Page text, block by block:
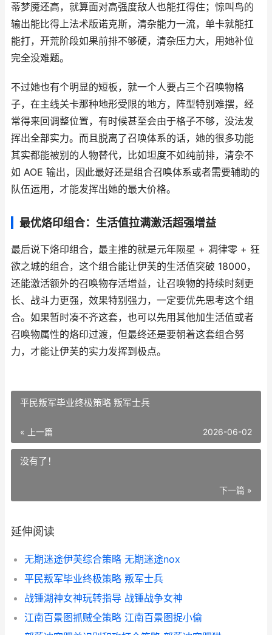
蒂梦魇还高，就算面对高强度敌人也能扛得住；惊叫鸟的
输出能比得上法术版诺克斯，清杂能力一流，单卡就能扛
能打，开荒阶段如果前排不够硬，清杂压力大，用她补位
完全没难题。
不过她也有个明显的短板，就一个人要占三个召唤物格
子，在主线关卡那种地形受限的地方，阵型特别难摆，经
常得来回调整位置，有时候甚至会由于格子不够，没法发
挥出全部实力。而且脱离了召唤体系的话，她的很多功能
其实都能被别的人物替代，比如坦度不如纯前排，清杂不
如 AOE 输出，因此最好还是组合召唤体系或者需要辅助的
队伍运用，才能发挥出她的最大价格。
最优烙印组合：生活值拉满激活超强增益
最后说下烙印组合，最主推的就是元年陨星 + 凋律零 + 狂
欲之城的组合，这个组合能让伊芙的生活值突破 18000，
还能激活额外的召唤物存活增益，让召唤物的持续时刻更
长、战斗力更强，效果特别强力，一定要优先思考这个组
合。如果暂时凑不齐这套，也可以先用其他加生活值或者
召唤物属性的烙印过渡，但最终还是要朝着这套组合努
力，才能让伊芙的实力发挥到极点。
平民叛军毕业终极策略 叛军士兵
« 上一篇 2026-06-02
没有了！
下一篇 »
延伸阅读
无期迷途伊芙综合策略 无期迷途nox
平民叛军毕业终极策略 叛军士兵
战锤湖神女神玩转指导 战锤战争女神
江南百景图抓贼全策略 江南百景图捉小偷